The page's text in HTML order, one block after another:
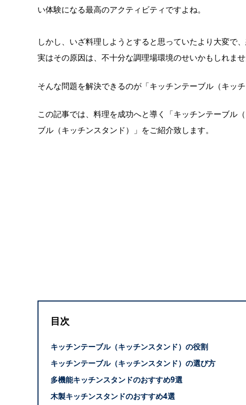
い体験になる最高のアクティビティですよね。
しかし、 いざ料理しようとすると思っていたより大変で
実はその原因は、不十分な調理場環境のせいかもしれませ
そんな問題を解決できるのが「キッチンテーブル（キッチ
この記事では、料理を成功へと導く「キッチンテーブル
ブル（キッチンスタンド）」をご紹介致します。
目次
キッチンテーブル（キッチンスタンド）の役割
キッチンテーブル（キッチンスタンド）の選び方
多機能キッチンスタンドのおすすめ9選
木製キッチンスタンドのおすすめ4選